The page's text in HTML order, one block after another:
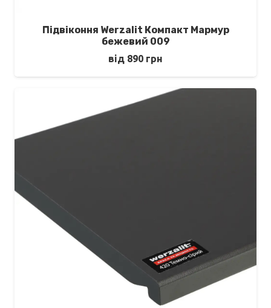
Підвіконня Werzalit Компакт Мармур
бежевий 009
від 890 грн